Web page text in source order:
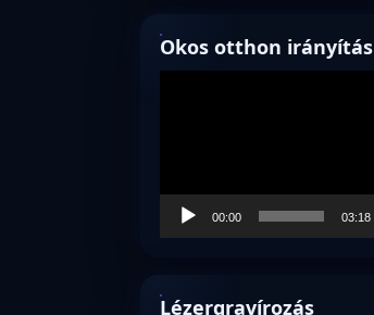
Okos otthon irányítás
00:00 03:18
Lézergravírozás